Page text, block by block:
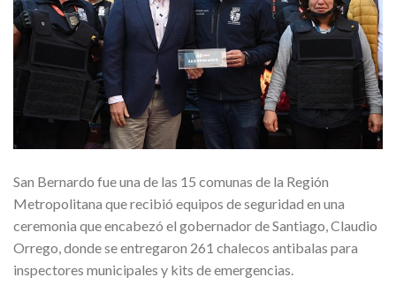
San Bernardo fue una de las 15 comunas de la Región
Metropolitana que recibió equipos de seguridad en una
ceremonia que encabezó el gobernador de Santiago, Claudio
Orrego, donde se entregaron 261 chalecos antibalas para
inspectores municipales y kits de emergencias.